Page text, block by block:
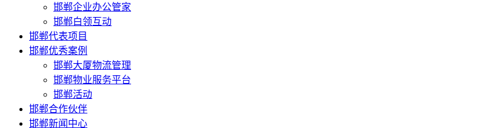
邯郸企业办公管家
邯郸白领互动
邯郸代表项目
邯郸优秀案例
邯郸大厦物流管理
邯郸物业服务平台
邯郸活动
邯郸合作伙伴
邯郸新闻中心